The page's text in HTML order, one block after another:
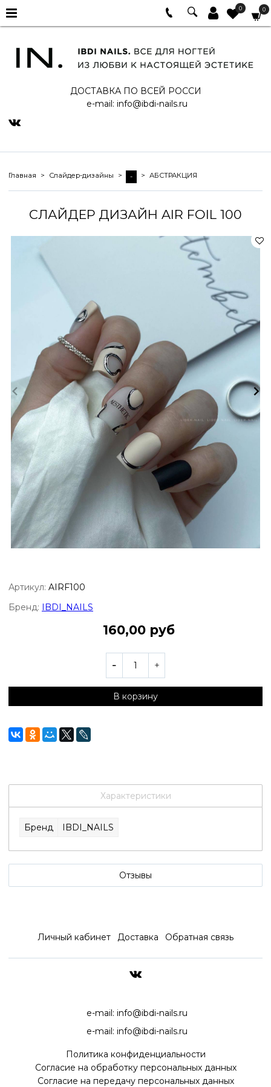
0 0
ДОСТАВКА ПО ВСЕЙ РОССИ
e-mail: info@ibdi-nails.ru
Главная Слайдер-дизайны - АБСТРАКЦИЯ
СЛАЙДЕР ДИЗАЙН AIR FOIL 100
Артикул: AIRF100
Бренд: IBDI_NAILS
160,00 руб
В корзину
Характеристики
Бренд IBDI_NAILS
Отзывы
Личный кабинет Доставка Обратная связь
e-mail: info@ibdi-nails.ru
e-mail: info@ibdi-nails.ru
Политика конфиденциальности
Согласие на обработку персональных данных
Согласие на передачу персональных данных